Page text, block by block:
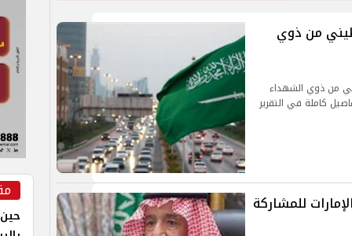
1000 فلسطيني من ذوي
السعودية منح 1000 فلسطيني من ذوي الشهداء
كاملة في التقرير
للمشاركة